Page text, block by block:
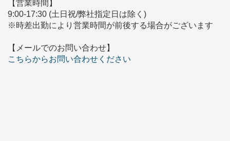
【営業時間】
9:00-17:30 (土日祝/弊社指定日は除く)
※時差出勤により営業時間が前後する場合がございます
【メールでのお問い合わせ】
こちらからお問い合わせください